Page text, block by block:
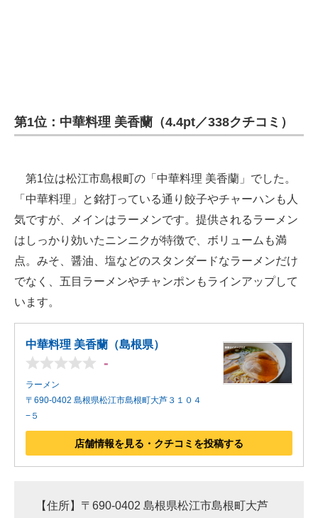
第1位：中華料理 美香蘭（4.4pt／338クチコミ）
第1位は松江市島根町の「中華料理 美香蘭」でした。
「中華料理」と銘打っている通り餃子やチャーハンも人
気ですが、メインはラーメンです。提供されるラーメン
はしっかり効いたニンニクが特徴で、ボリュームも満
点。みそ、醤油、塩などのスタンダードなラーメンだけ
でなく、五目ラーメンやチャンポンもラインアップして
います。
中華料理 美香蘭（島根県）
-
ラーメン
〒690-0402 島根県松江市島根町大芦３１０４
−５
店舗情報を見る・クチコミを投稿する
【住所】〒690-0402 島根県松江市島根町大芦